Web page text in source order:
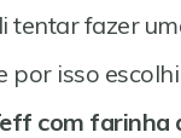
tentar fazer
por isso
com farinha